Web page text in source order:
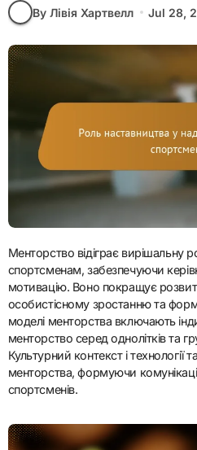
By Лівія Хартвелл Jul 28,
Менторство відіграє вирішальну роль у наданні можливостей
спортсменам, забезпечуючи
мотивацію. Воно покращує
особистісному зростанню та
моделі менторства включають
менторство серед однолітків та
Культурний контекст і
менторства, формуючи
спортсменів.